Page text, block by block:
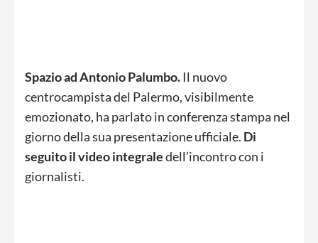
Spazio ad Antonio Palumbo.Il nuovo
centrocampista del Palermo, visibilmente
emozionato, ha parlato in conferenza stampa nel
giorno della sua presentazione ufficiale. Di
seguito il video integraledell’incontro con i
giornalisti.